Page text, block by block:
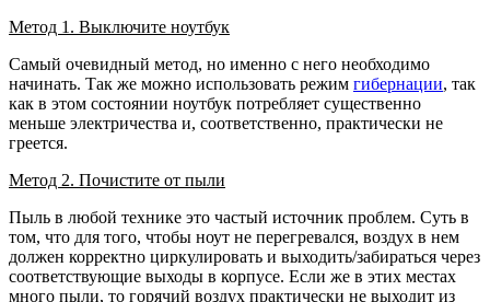
Метод 1. Выключите ноутбук
Самый очевидный метод, но именно с него необходимо
начинать. Так же можно использовать режим гибернации, так
как в этом состоянии ноутбук потребляет существенно
меньше электричества и, соответственно, практически не
греется.
Метод 2. Почистите от пыли
Пыль в любой технике это частый источник проблем. Суть в
том, что для того, чтобы ноут не перегревался, воздух в нем
должен корректно циркулировать и выходить/забираться через
соответствующие выходы в корпусе. Если же в этих местах
много пыли, то горячий воздух практически не выходит из